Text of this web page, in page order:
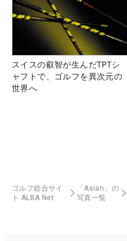
スイスの叡智が生んだTPTシ
ャフトで、ゴルフを異次元の
世界へ
ゴルフ総合サイ
ト ALBA Net
「Asian」の
写真一覧